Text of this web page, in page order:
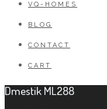
VQ-HOMES
BLOG
CONTACT
CART
Dmestik ML288